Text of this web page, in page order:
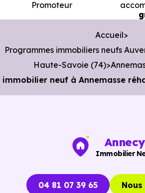
Promoteur
Accueil
Programmes immobiliers neufs
Haute-Savoie (74)
neuf à Annemasse
Annecy
Immobilier
04 81 07 39 65